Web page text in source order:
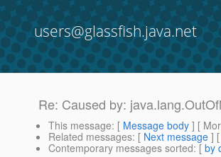
users@glassfish.java.net
Re: Caused by:
This message: [ Message body ] [
Related messages: [ Next message ] [
Contemporary messages sorted: [ by